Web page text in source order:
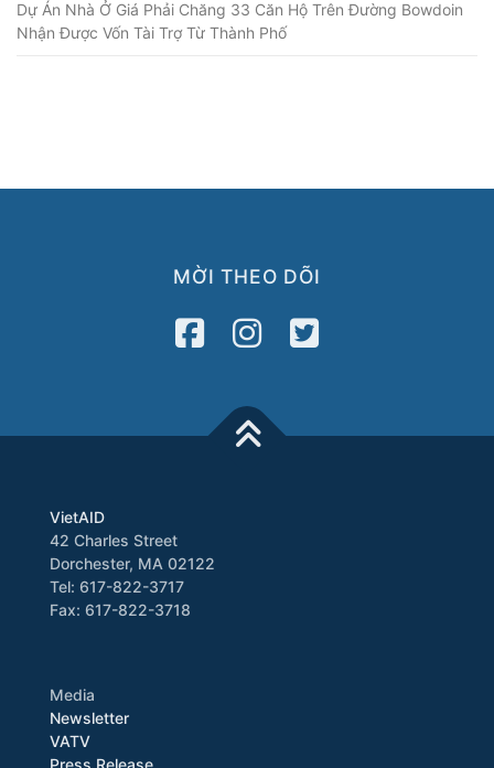
Dự Án Nhà Ở Giá Phải Chăng 33 Căn Hộ Trên Đường Bowdoin
Nhận Được Vốn Tài Trợ Từ Thành Phố
MỜI THEO DÕI
VietAID
42 Charles Street
Dorchester, MA 02122
Tel: 617-822-3717
Fax: 617-822-3718
Media
Newsletter
VATV
Press Release